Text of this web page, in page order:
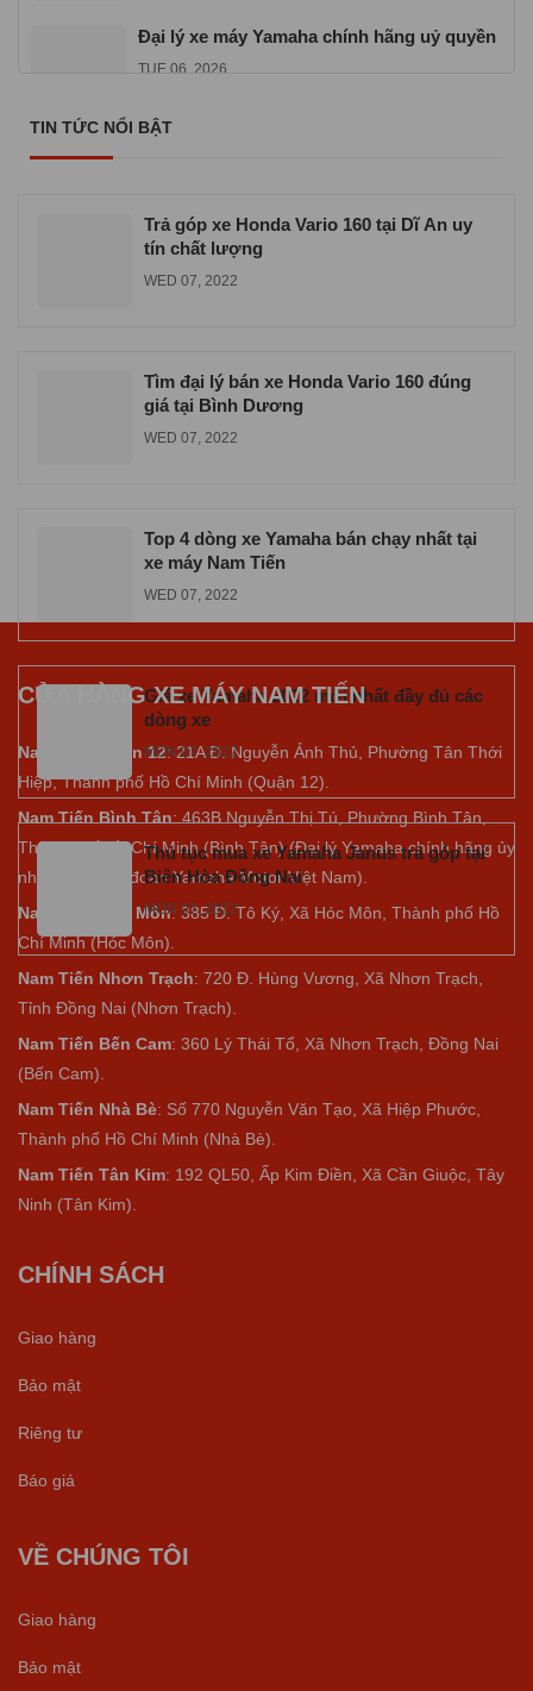
Đại lý xe máy Yamaha chính hãng uỷ quyền
TUE 06, 2026
TIN TỨC NỔI BẬT
Trả góp xe Honda Vario 160 tại Dĩ An uy
tín chất lượng
WED 07, 2022
Tìm đại lý bán xe Honda Vario 160 đúng
giá tại Bình Dương
WED 07, 2022
Top 4 dòng xe Yamaha bán chạy nhất tại
xe máy Nam Tiến
WED 07, 2022
Giá xe Yamaha 2022 mới nhất đầy đủ các
dòng xe
MON 07, 2022
Thủ tục mua xe Yamaha Janus trả góp tại
Biên Hòa Đồng Nai
MON 07, 2022
CỬA HÀNG XE MÁY NAM TIẾN
Nam Tiến Quận 12: 21A Đ. Nguyễn Ảnh Thủ, Phường Tân Thới
Hiệp, Thành phố Hồ Chí Minh (Quận 12).
Nam Tiến Bình Tân: 463B Nguyễn Thị Tú, Phường Bình Tân,
Thành phố Hồ Chí Minh (Bình Tân) (Đại lý Yamaha chính hãng ủy
nhiệm của tập đoàn Yamaha Motor Việt Nam).
Nam Tiến Hóc Môn: 385 Đ. Tô Ký, Xã Hóc Môn, Thành phố Hồ
Chí Minh (Hóc Môn).
Nam Tiến Nhơn Trạch: 720 Đ. Hùng Vương, Xã Nhơn Trạch,
Tỉnh Đồng Nai (Nhơn Trạch).
Nam Tiến Bến Cam: 360 Lý Thái Tổ, Xã Nhơn Trạch, Đồng Nai
(Bến Cam).
Nam Tiến Nhà Bè: Số 770 Nguyễn Văn Tạo, Xã Hiệp Phước,
Thành phố Hồ Chí Minh (Nhà Bè).
Nam Tiến Tân Kim: 192 QL50, Ấp Kim Điền, Xã Cần Giuộc, Tây
Ninh (Tân Kim).
CHÍNH SÁCH
Giao hàng
Bảo mật
Riêng tư
Báo giá
VỀ CHÚNG TÔI
Giao hàng
Bảo mật